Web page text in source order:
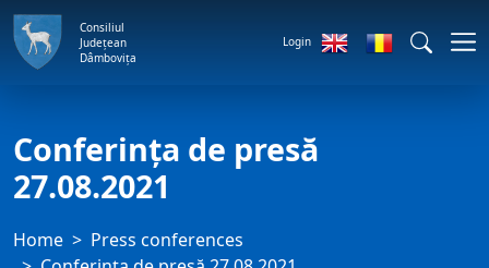
Consiliul
Județean
Dâmbovița
Login
Conferința de presă
27.08.2021
Home
Press conferences